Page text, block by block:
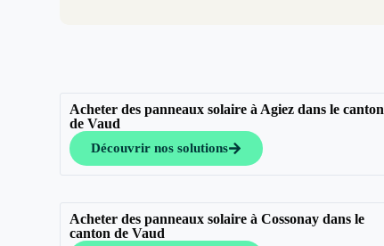
Acheter des panneaux solaire à Agiez dans le canton
de Vaud
Découvrir nos solutions
Acheter des panneaux solaire à Cossonay dans le
canton de Vaud